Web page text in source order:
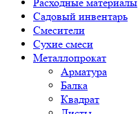
Садовый инвентарь
Смесители
Сухие смеси
Металлопрокат
Арматура
Балка
Квадрат